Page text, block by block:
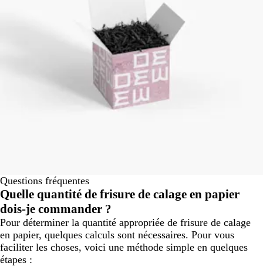
Questions fréquentes
Quelle quantité de frisure de calage en papier
dois-je commander ?
Pour déterminer la quantité appropriée de frisure de calage
en papier, quelques calculs sont nécessaires. Pour vous
faciliter les choses, voici une méthode simple en quelques
étapes :